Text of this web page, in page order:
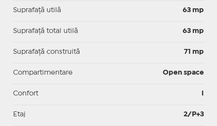
Suprafaţă utilă 63 mp
Suprafaţă total utilă 63 mp
Suprafaţă construită 71 mp
Compartimentare Open space
Confort
Etaj 2/P+3